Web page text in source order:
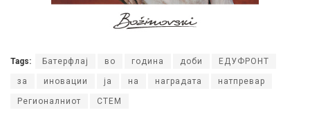
Tags: Батерфлај во година доби ЕДУФРОНТ
за иновации ја на наградата натпревар
Регионалниот СТЕМ